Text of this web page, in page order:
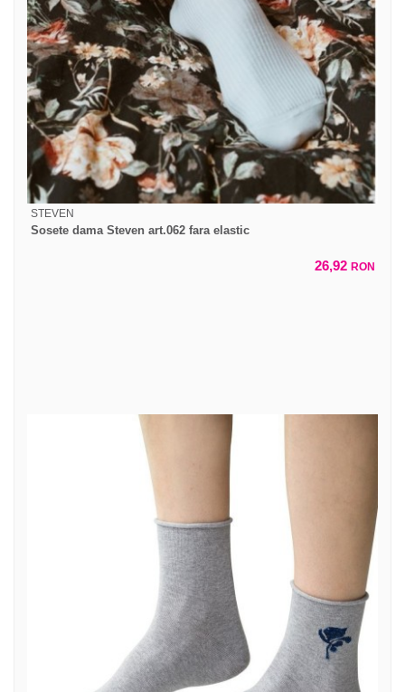
STEVEN
Sosete dama Steven art.062 fara elastic
26,92 RON